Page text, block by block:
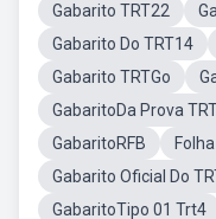
Gabarito TRT22
Gabarito Do TRT14
Gabarito TRTGo
GabaritoDa Prova
GabaritoRFB
Gabarito Oficial Do
GabaritoTipo 01 Trt4